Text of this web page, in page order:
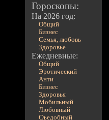
Гороскопы:
На 2026 год:
Общий
Бизнес
Семья, любовь
Здоровье
Ежедневные:
Общий
Эротический
Анти
Бизнес
Здоровья
Мобильный
Любовный
Съедобный